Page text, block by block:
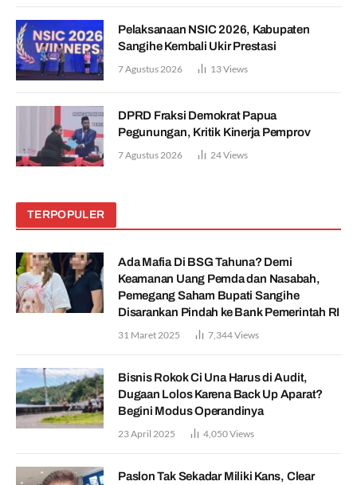
Pelaksanaan NSIC 2026, Kabupaten
Sangihe Kembali Ukir Prestasi
7 Agustus 2026 13Views
DPRD Fraksi Demokrat Papua
Pegunungan, Kritik Kinerja Pemprov
7 Agustus 2026 24Views
TERPOPULER
Ada Mafia Di BSG Tahuna? Demi
Keamanan Uang Pemda dan Nasabah,
Pemegang Saham Bupati Sangihe
Disarankan Pindah ke Bank Pemerintah RI
31 Maret 2025 7,344Views
Bisnis Rokok Ci Una Harus di Audit,
Dugaan Lolos Karena Back Up Aparat?
Begini Modus Operandinya
23 April 2025 4,050Views
Paslon Tak Sekadar Miliki Kans, Clear